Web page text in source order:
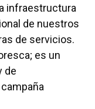
infraestructura
de nuestros
de servicios.
es un
de